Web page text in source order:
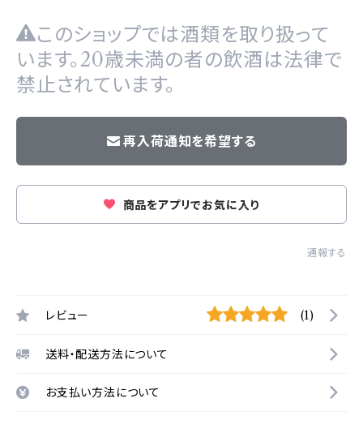
このショップでは酒類を取り扱って
います。20歳未満の者の飲酒は法律で
禁止されています。
再入荷通知を希望する
商品をアプリでお気に入り
通報する
レビュー (1)
送料・配送方法について
お支払い方法について